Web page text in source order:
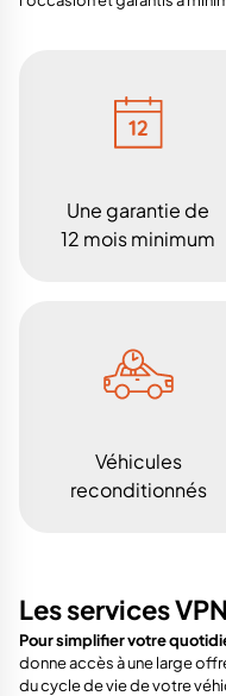
Une garantie de
12 mois minimum
Véhicules
reconditionnés
Les services
Pour simplifier votre
donne accès à une large
du cycle de vie de votre